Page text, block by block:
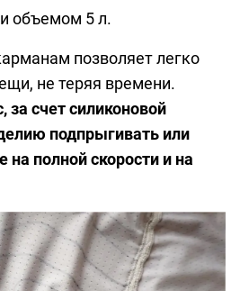
объемом 5 л.
позволяет легко
не теряя времени.
за счет силиконовой
подпрыгивать или
на полной скорости и на